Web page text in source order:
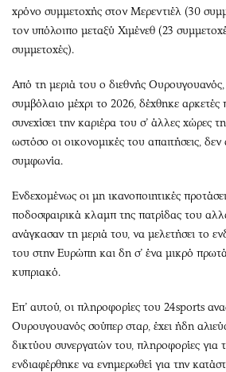
χρόνο συμμετοχής στον Μερεντιέλ (30
τον υπόλοιπο μεταξύ Χιμένεθ (23
συμμετοχές).
Από τη μεριά του ο διεθνής
συμβόλαιο μέχρι το 2026, δέχθηκε αρκετές
συνεχίσει την καριέρα του σ’ άλλες χώρες
ωστόσο οι οικονομικές του απαιτήσεις,
συμφωνία.
Ενδεχομένως οι μη ικανοποιητικές
ποδοσφαιρικά κλαμπ της πατρίδας του
ανάγκασαν τη μεριά του, να μελετήσει το
του στην Ευρώπη και δη σ’ ένα μικρό
κυπριακό.
Επ’ αυτού, οι πληροφορίες του 24sports
Ουρουγουανός σούπερ σταρ, έχει ήδη
δικτύου συνεργατών του, πληροφορίες για
ενδιαφέρθηκε να ενημερωθεί για την